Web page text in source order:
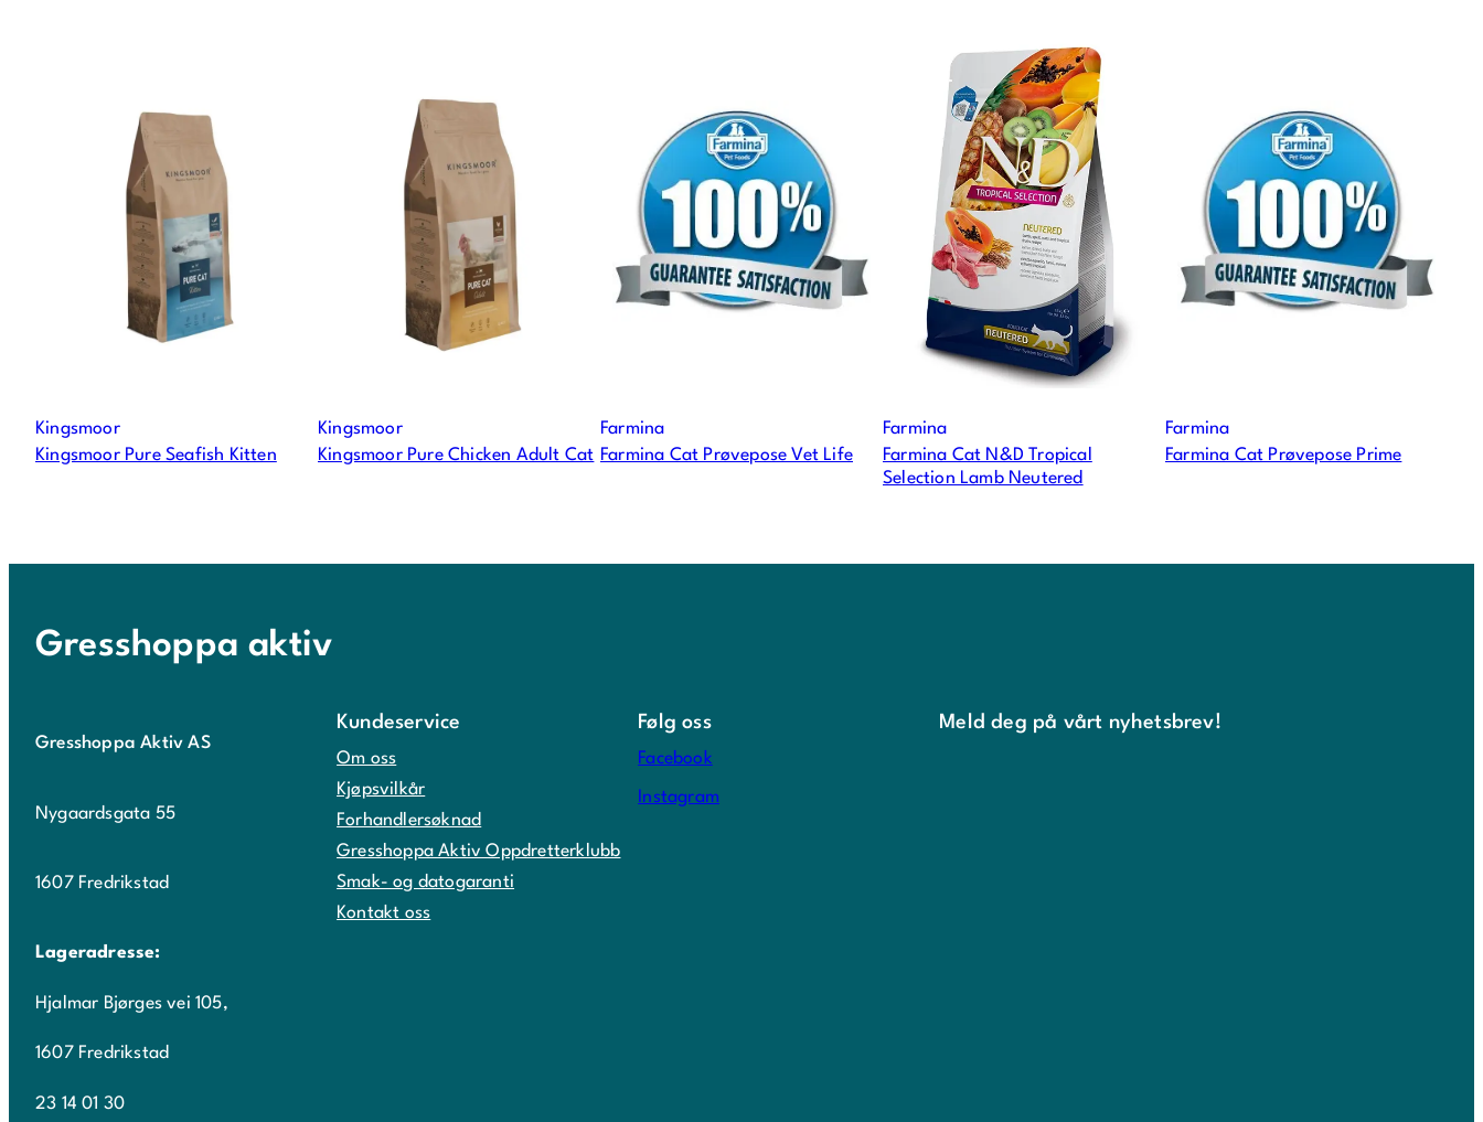
Kingsmoor
Kingsmoor Pure Seafish Kitten
Kingsmoor
Kingsmoor Pure Chicken Adult Cat
Farmina
Farmina Cat Prøvepose Vet Life
Farmina
Farmina Cat N&D Tropical
Selection Lamb Neutered
Farmina
Farmina Cat Prøvepose Prime
Gresshoppa aktiv
Gresshoppa Aktiv AS
Nygaardsgata 55
1607 Fredrikstad
Lageradresse:
Hjalmar Bjørges vei 105,
1607 Fredrikstad
23 14 01 30
Kundeservice
Om oss
Kjøpsvilkår
Forhandlersøknad
Gresshoppa Aktiv Oppdretterklubb
Smak- og datogaranti
Kontakt oss
Følg oss
Facebook
Instagram
Meld deg på vårt nyhetsbrev!